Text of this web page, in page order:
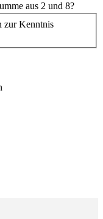
aus 2 und 8?
zur Kenntnis